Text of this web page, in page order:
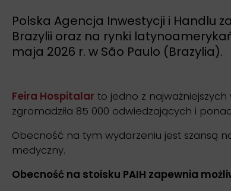
Polska Agencja Inwestycji i Handlu
Brazylii oraz na rynki
maja 2026 r. w São Paulo (Brazylia).
Feira Hospitalar to jedno z
zgromadziła 85 000 odwiedzających i
Obecność na tym wydarzeniu jest szansą
medyczny.
Obecność na stoisku PAIH zapewnia